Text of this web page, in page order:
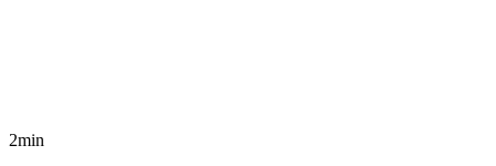
2min